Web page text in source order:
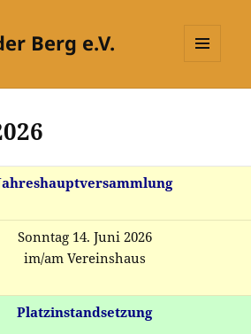
Berg e.V.
Sonntag 14. Juni 2026
im/am Vereinshaus
Platzinstandsetzung